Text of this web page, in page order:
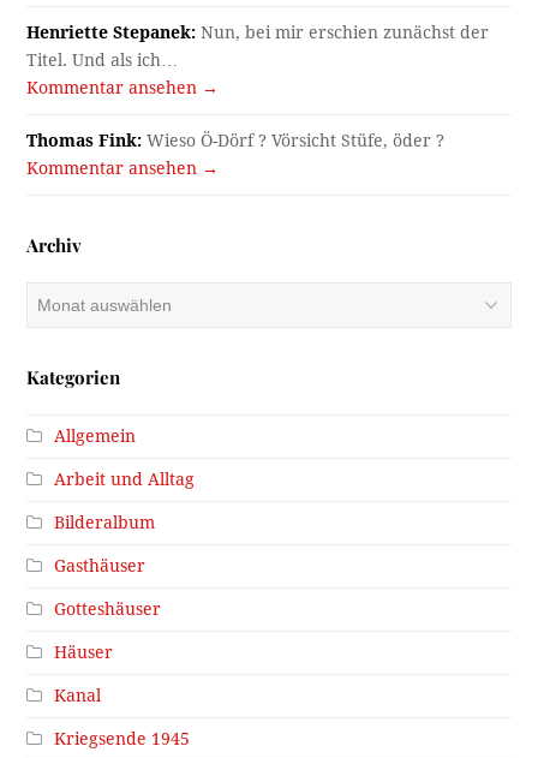
Henriette Stepanek: Nun, bei mir erschien zunächst der
Titel. Und als ich…
Kommentar ansehen →
Thomas Fink: Wieso Ö-Dörf ? Vörsicht Stüfe, öder ?
Kommentar ansehen →
Archiv
Kategorien
Allgemein
Arbeit und Alltag
Bilderalbum
Gasthäuser
Gotteshäuser
Häuser
Kanal
Kriegsende 1945